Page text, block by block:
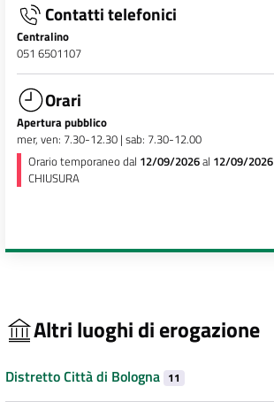
Contatti telefonici
Centralino
051 6501107
Orari
Apertura pubblico
mer, ven: 7.30-12.30 | sab: 7.30-12.00
Orario temporaneo dal 12/09/2026al 12/09/2026
CHIUSURA
Altri luoghi di erogazione
Distretto Città di Bologna 11